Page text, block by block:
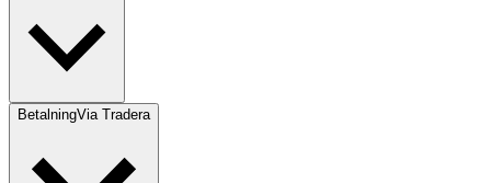
BetalningVia Tradera